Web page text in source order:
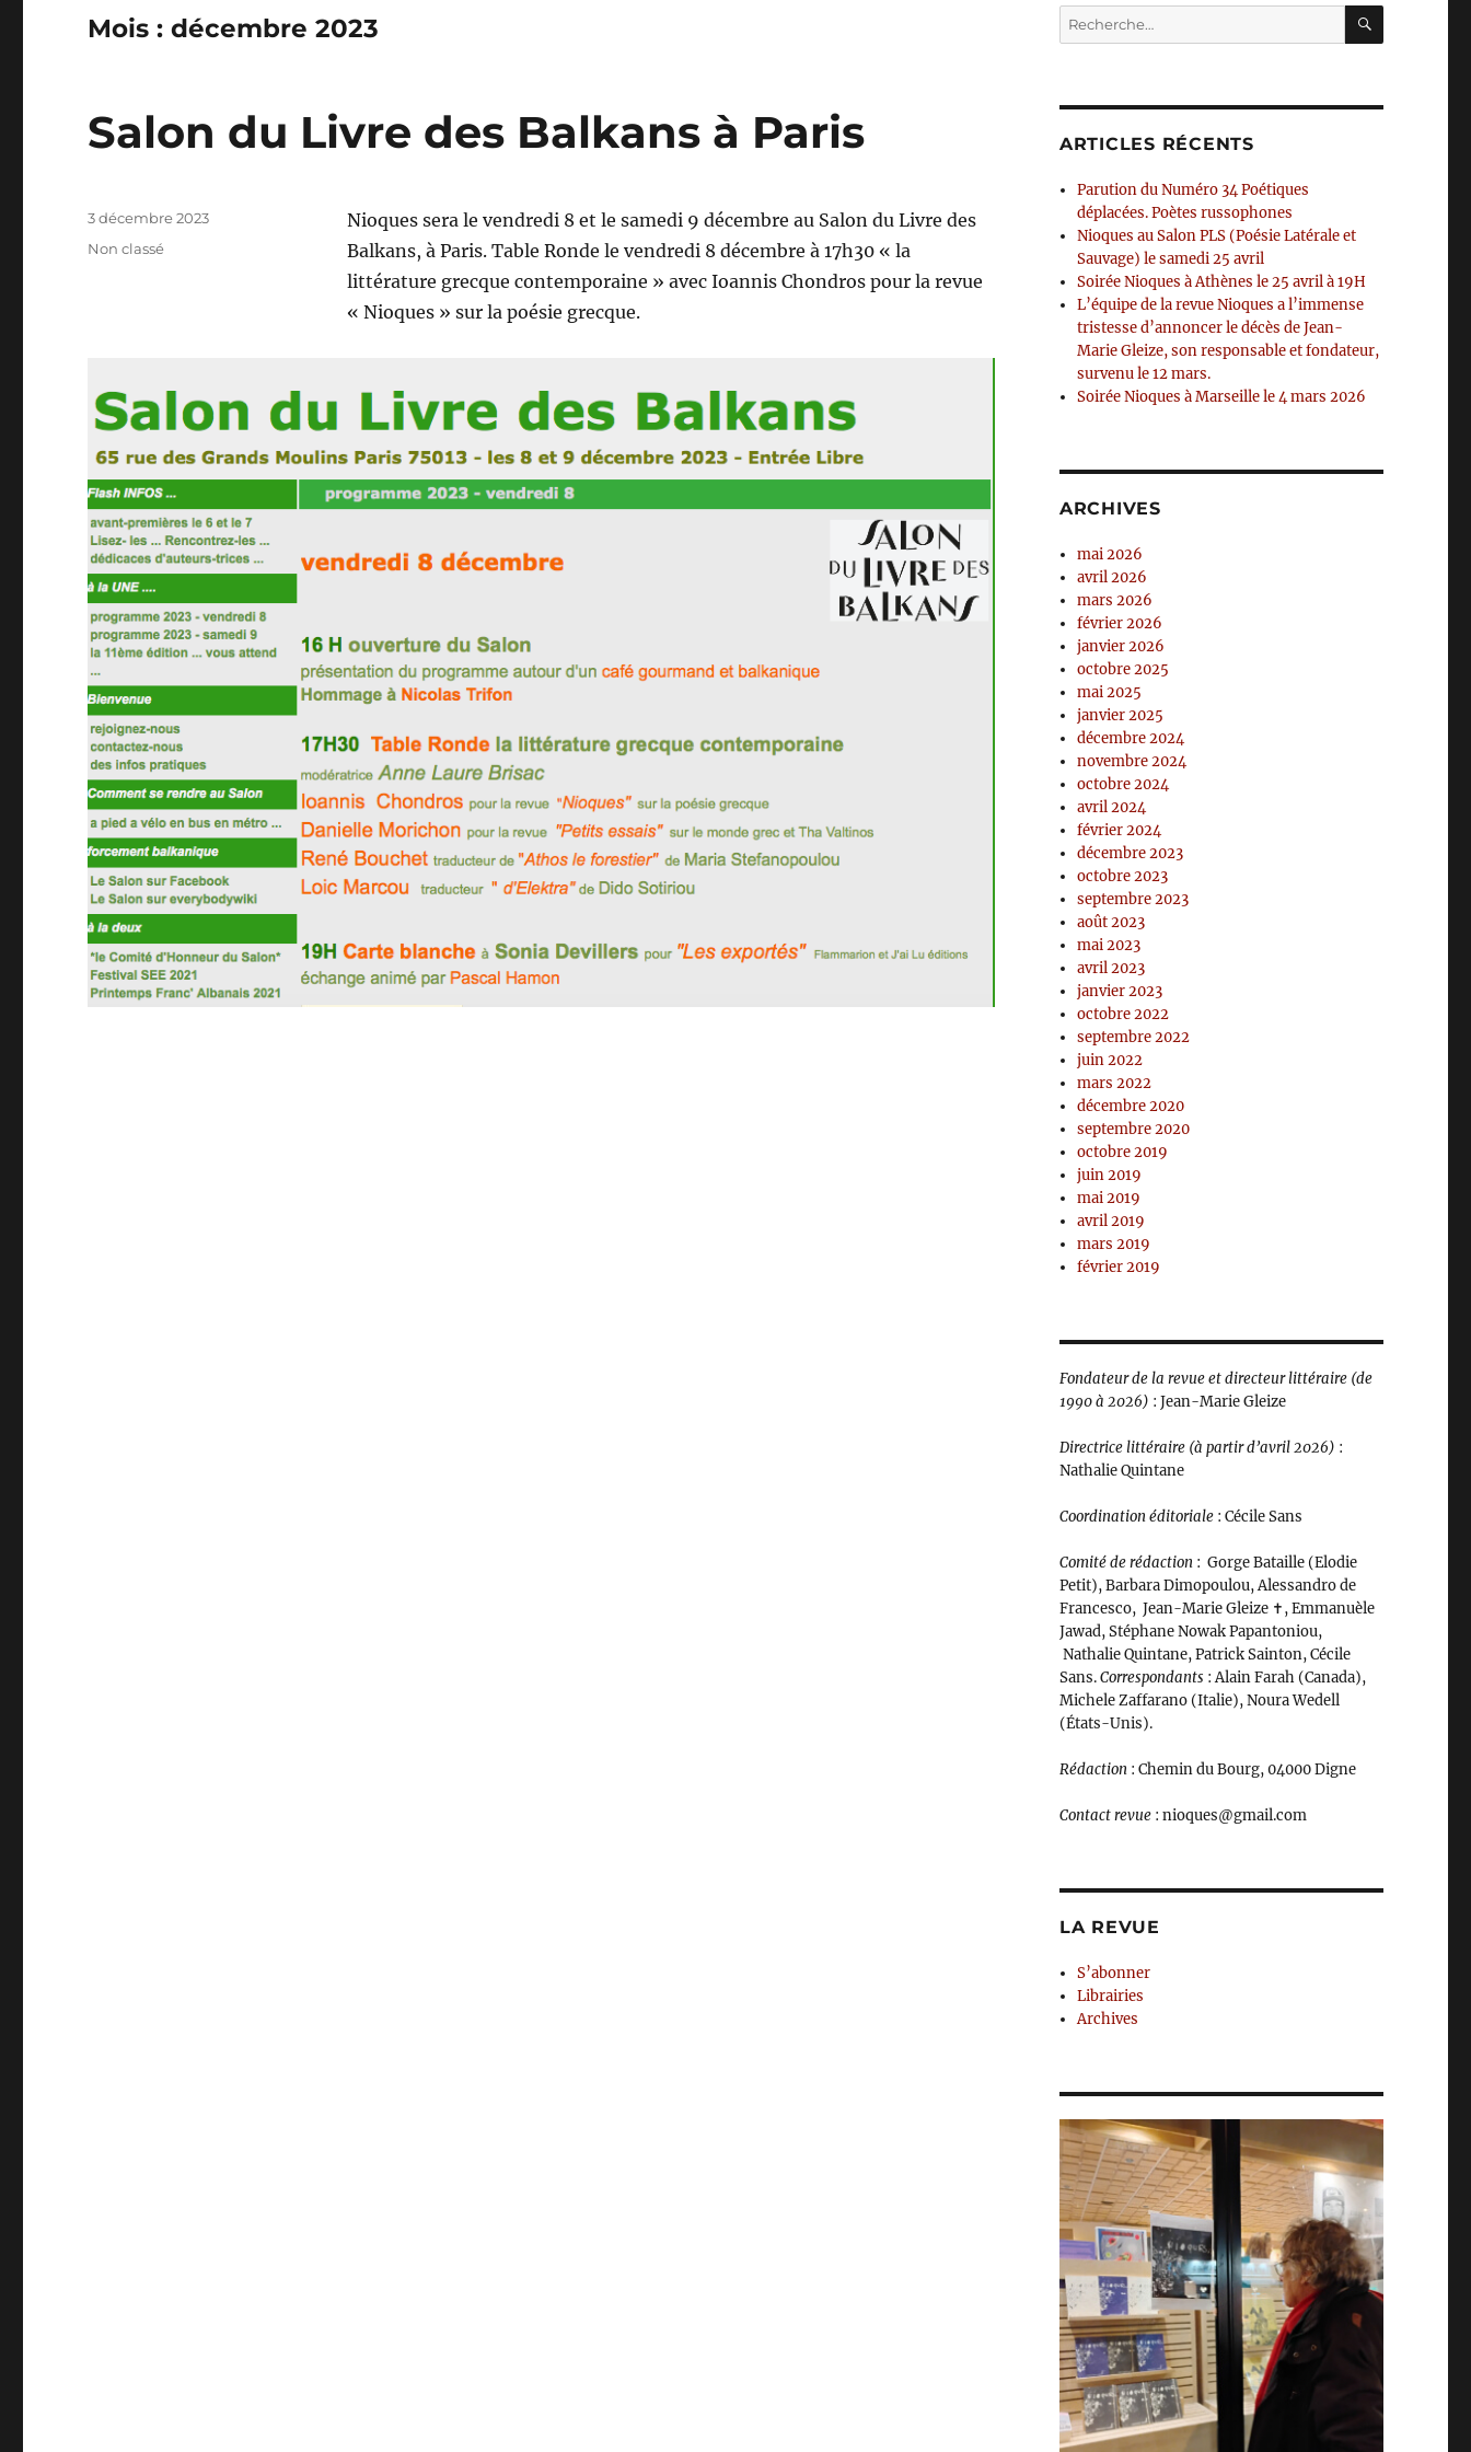
Mois :décembre 2023
Salon du Livre des Balkans à Paris
Nioques sera le vendredi 8 et le samedi 9 décembre au Salon du Livre des
Balkans, à Paris. Table Ronde le vendredi 8 décembre à 17h30 « la
littérature grecque contemporaine » avec Ioannis Chondros pour la revue
« Nioques » sur la poésie grecque.
Publié
3 décembre 2023
Catégories
Non classé
Recherche
pour :
ARTICLES RÉCENTS
Parution du Numéro 34 Poétiques
déplacées. Poètes russophones
Nioques au Salon PLS (Poésie Latérale et
Sauvage) le samedi 25 avril
Soirée Nioques à Athènes le 25 avril à 19H
L’équipe de la revue Nioques a l’immense
tristesse d’annoncer le décès de Jean-
Marie Gleize, son responsable et fondateur,
survenu le 12 mars.
Soirée Nioques à Marseille le 4 mars 2026
ARCHIVES
mai 2026
avril 2026
mars 2026
février 2026
janvier 2026
octobre 2025
mai 2025
janvier 2025
décembre 2024
novembre 2024
octobre 2024
avril 2024
février 2024
décembre 2023
octobre 2023
septembre 2023
août 2023
mai 2023
avril 2023
janvier 2023
octobre 2022
septembre 2022
juin 2022
mars 2022
décembre 2020
septembre 2020
octobre 2019
juin 2019
mai 2019
avril 2019
mars 2019
février 2019
Fondateur de la revue et directeur littéraire (de
1990 à 2026) : Jean-Marie Gleize
Directrice littéraire (à partir d’avril 2026) :
Nathalie Quintane
Coordination éditoriale: Cécile Sans
Comité de rédaction: Gorge Bataille (Elodie
Petit), Barbara Dimopoulou, Alessandro de
Francesco, Jean-Marie Gleize ‪✝︎, Emmanuèle
Jawad, Stéphane Nowak Papantoniou,
Nathalie Quintane, Patrick Sainton, Cécile
Sans.Correspondants : Alain Farah (Canada),
Michele Zaffarano (Italie), Noura Wedell
(États-Unis).
Rédaction: Chemin du Bourg, 04000 Digne
Contact revue: nioques@gmail.com
LA REVUE
S’abonner
Librairies
Archives